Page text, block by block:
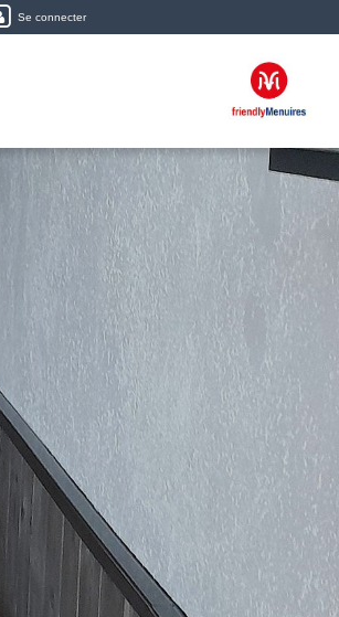
Se connecter